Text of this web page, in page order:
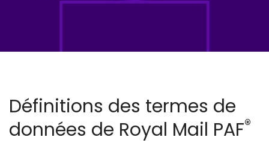
Définitions des termes de
données de Royal Mail PAF®